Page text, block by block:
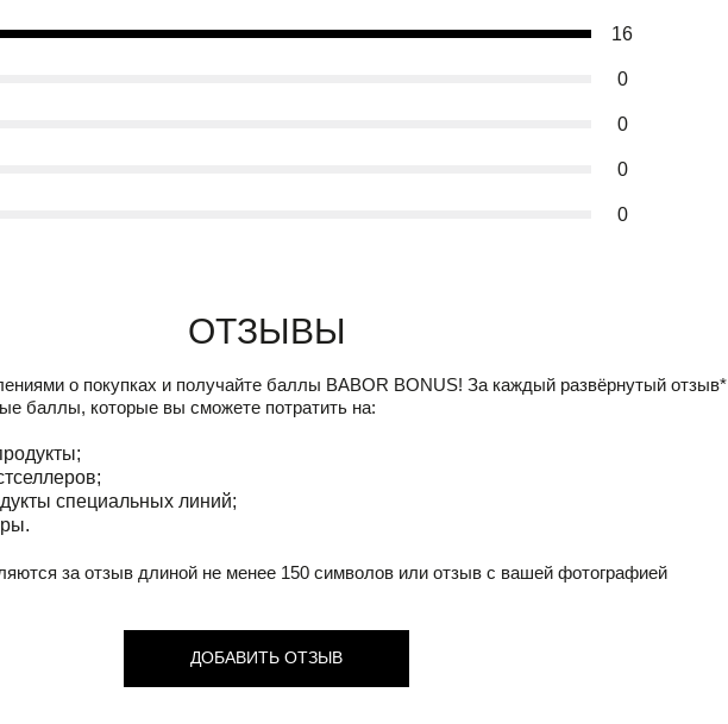
16
0
0
0
0
Отзывы
о покупках и получайте баллы BABOR BONUS! За каждый развёрнутый отзыв*
баллы, которые вы сможете потратить на:
специальных линий;
за отзыв длиной не менее 150 символов или отзыв с вашей фотографией
ДОБАВИТЬ ОТЗЫВ